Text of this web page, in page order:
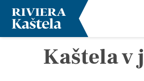
Kaštela v